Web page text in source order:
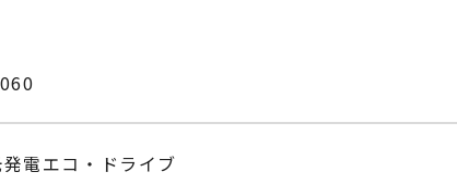
発電エコ・ドライブ